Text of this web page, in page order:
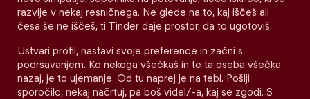
razvije v nekaj resničnega. Ne glede na to, kaj iščeš ali
česa še ne iščeš, ti Tinder daje prostor, da to ugotoviš.
Ustvari profil, nastavi svoje preference in začni s
podrsavanjem. Ko nekoga všečkaš in te ta oseba všečka
nazaj, je to ujemanje. Od tu naprej je na tebi. Pošlji
sporočilo, nekaj načrtuj, pa boš videl/-a, kaj se zgodi. S